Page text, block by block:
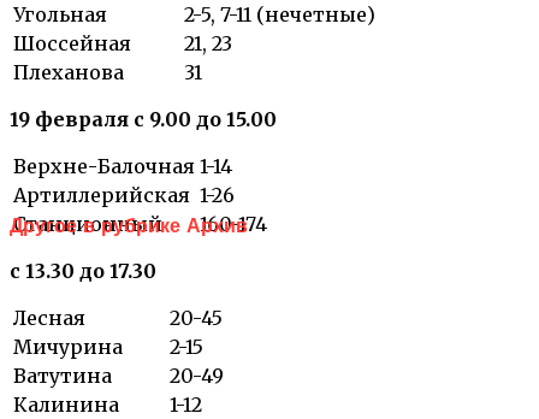
Угольная
2-5, 7-11 (нечетные)
Шоссейная
21, 23
Плеханова
31
19 февраля с 9.00 до 15.00
Верхне-Балочная 1-14
Артиллерийская 1-26
Станционный
160-174
с 13.30 до 17.30
Лесная
20-45
Мичурина
2-15
Ватутина
20-49
Калинина
1-12
Другое в рубрике Архив